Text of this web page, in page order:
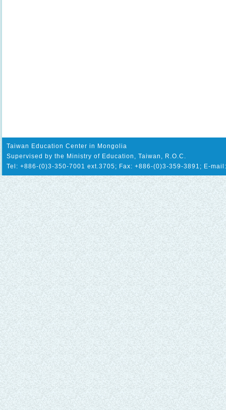
Taiwan Education Center in Mongolia
Supervised by the Ministry of Education, Taiwan, R.O.C.
Tel: +886-(0)3-350-7001 ext.3705; Fax: +886-(0)3-359-3891; E-